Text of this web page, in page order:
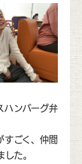
ハンバーグ弁
すごく、仲間
た。